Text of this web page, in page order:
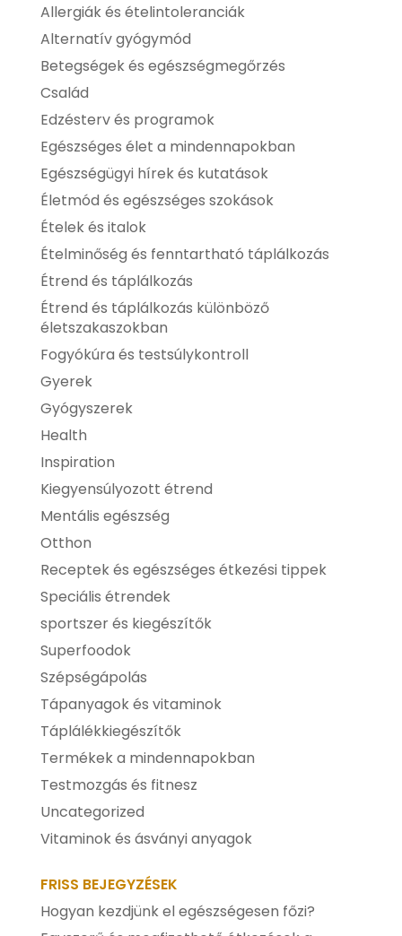
Allergiák és ételintoleranciák
Alternatív gyógymód
Betegségek és egészségmegőrzés
Család
Edzésterv és programok
Egészséges élet a mindennapokban
Egészségügyi hírek és kutatások
Életmód és egészséges szokások
Ételek és italok
Ételminőség és fenntartható táplálkozás
Étrend és táplálkozás
Étrend és táplálkozás különböző
életszakaszokban
Fogyókúra és testsúlykontroll
Gyerek
Gyógyszerek
Health
Inspiration
Kiegyensúlyozott étrend
Mentális egészség
Otthon
Receptek és egészséges étkezési tippek
Speciális étrendek
sportszer és kiegészítők
Superfoodok
Szépségápolás
Tápanyagok és vitaminok
Táplálékkiegészítők
Termékek a mindennapokban
Testmozgás és fitnesz
Uncategorized
Vitaminok és ásványi anyagok
FRISS BEJEGYZÉSEK
Hogyan kezdjünk el egészségesen főzi?